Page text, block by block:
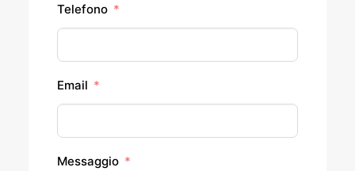
Telefono
Email
Messaggio